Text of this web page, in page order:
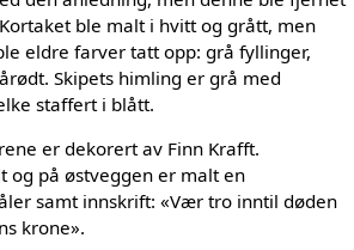
ble malt i hvitt og grått, men
eldre farver tatt opp: grå fyllinger,
Skipets himling er grå med
staffert i blått.
er dekorert av Finn Krafft.
og på østveggen er malt en
samt innskrift: «Vær tro inntil døden
krone».